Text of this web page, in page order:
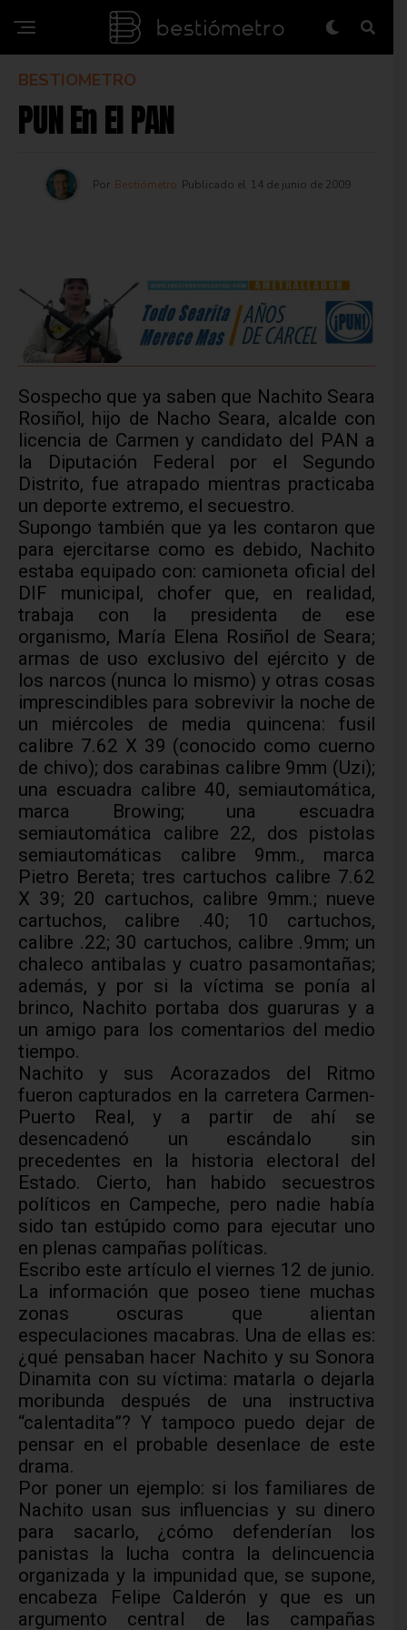
BESTIOMETRO
PUN En El PAN
Por Bestiómetro Publicado el 14 de junio de 2009
Sospecho que ya saben que Nachito Seara
Rosiñol, hijo de Nacho Seara, alcalde con
licencia de Carmen y candidato del PAN a
la Diputación Federal por el Segundo
Distrito, fue atrapado mientras practicaba
un deporte extremo, el secuestro.
Supongo también que ya les contaron que
para ejercitarse como es debido, Nachito
estaba equipado con: camioneta oficial del
DIF municipal, chofer que, en realidad,
trabaja con la presidenta de ese
organismo, María Elena Rosiñol de Seara;
armas de uso exclusivo del ejército y de
los narcos (nunca lo mismo) y otras cosas
imprescindibles para sobrevivir la noche de
un miércoles de media quincena: fusil
calibre 7.62 X 39 (conocido como cuerno
de chivo); dos carabinas calibre 9mm (Uzi);
una escuadra calibre 40, semiautomática,
marca Browing; una escuadra
semiautomática calibre 22, dos pistolas
semiautomáticas calibre 9mm., marca
Pietro Bereta; tres cartuchos calibre 7.62
X 39; 20 cartuchos, calibre 9mm.; nueve
cartuchos, calibre .40; 10 cartuchos,
calibre .22; 30 cartuchos, calibre .9mm; un
chaleco antibalas y cuatro pasamontañas;
además, y por si la víctima se ponía al
brinco, Nachito portaba dos guaruras y a
un amigo para los comentarios del medio
tiempo.
Nachito y sus Acorazados del Ritmo
fueron capturados en la carretera Carmen-
Puerto Real, y a partir de ahí se
desencadenó un escándalo sin
precedentes en la historia electoral del
Estado. Cierto, han habido secuestros
políticos en Campeche, pero nadie había
sido tan estúpido como para ejecutar uno
en plenas campañas políticas.
Escribo este artículo el viernes 12 de junio.
La información que poseo tiene muchas
zonas oscuras que alientan
especulaciones macabras. Una de ellas es:
¿qué pensaban hacer Nachito y su Sonora
Dinamita con su víctima: matarla o dejarla
moribunda después de una instructiva
“calentadita”? Y tampoco puedo dejar de
pensar en el probable desenlace de este
drama.
Por poner un ejemplo: si los familiares de
Nachito usan sus influencias y su dinero
para sacarlo, ¿cómo defenderían los
panistas la lucha contra la delincuencia
organizada y la impunidad que, se supone,
encabeza Felipe Calderón y que es un
argumento central de las campañas